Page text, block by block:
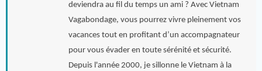
deviendra au fil du temps un ami ? Avec Vietnam
Vagabondage, vous pourrez vivre pleinement vos
vacances tout en profitant d’un accompagnateur
pour vous évader en toute sérénité et sécurité.
Depuis l'année 2000, je sillonne le Vietnam à la